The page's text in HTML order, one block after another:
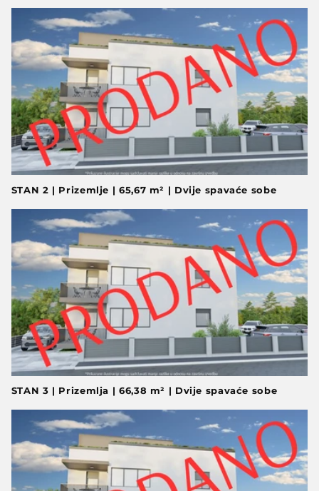
STAN 2 | Prizemlje | 65,67 m² | Dvije spavaće sobe
STAN 3 | Prizemlja | 66,38 m² | Dvije spavaće sobe